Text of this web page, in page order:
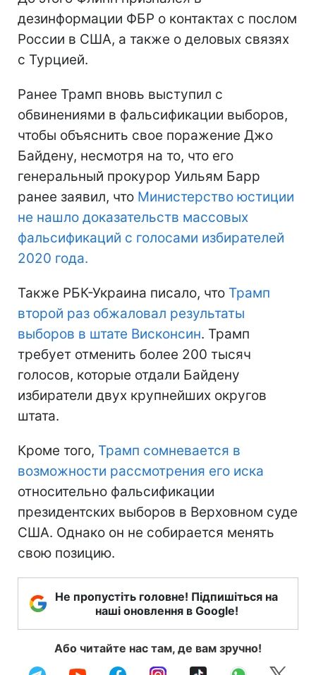
дезинформации ФБР о контактах с послом
России в США, а также о деловых связях
с Турцией.
Ранее Трамп вновь выступил с
обвинениями в фальсификации выборов,
чтобы объяснить свое поражение Джо
Байдену, несмотря на то, что его
генеральный прокурор Уильям Барр
ранее заявил, что Министерство юстиции
не нашло доказательств массовых
фальсификаций с голосами избирателей
2020 года.
Также РБК-Украина писало, что Трамп
второй раз обжаловал результаты
выборов в штате Висконсин. Трамп
требует отменить более 200 тысяч
голосов, которые отдали Байдену
избиратели двух крупнейших округов
штата.
Кроме того, Трамп сомневается в
возможности рассмотрения его иска
относительно фальсификации
президентских выборов в Верховном суде
США. Однако он не собирается менять
свою позицию.
Не пропустіть головне! Підпишіться на
наші оновлення в Google!
Або читайте нас там, де вам зручно!